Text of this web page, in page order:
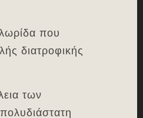
που
διατροφικής
των